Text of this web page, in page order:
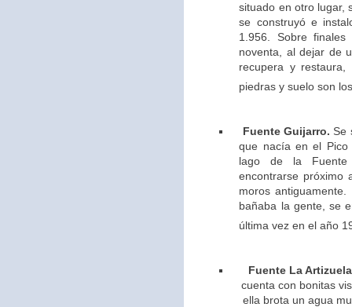
situado en otro lugar,
se construyó e
1.956. Sobre
noventa, al dejar de
recupera y restaura,
piedras y suelo son
Fuente Guijarro. Se
que nacía en el
lago de la
encontrarse próximo
moros
bañaba la gente, se
última vez en el año
Fuente La
cuenta con bonitas
ella brota un agua